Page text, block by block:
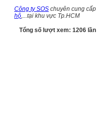
Công ty SOS chuyên cung cấp
hộ,...tại khu vực Tp.HCM
Tổng số lượt xem: 1206 lần